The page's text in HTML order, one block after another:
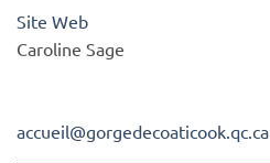
Site Web
Caroline Sage
accueil@gorgedecoaticook.qc.ca